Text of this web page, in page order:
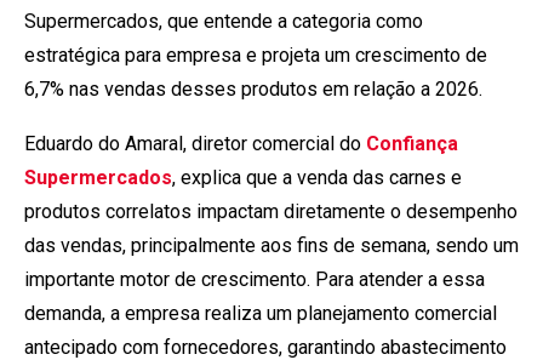
Supermercados, que entende a categoria como
estratégica para empresa e projeta um crescimento de
6,7% nas vendas desses produtos em relação a 2026.
Eduardo do Amaral, diretor comercial do Confiança
Supermercados, explica que a venda das carnes e
produtos correlatos impactam diretamente o desempenho
das vendas, principalmente aos fins de semana, sendo um
importante motor de crescimento. Para atender a essa
demanda, a empresa realiza um planejamento comercial
antecipado com fornecedores, garantindo abastecimento